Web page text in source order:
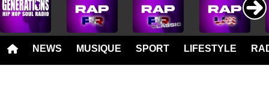
NEWS MUSIQUE SPORT LIFESTYLE